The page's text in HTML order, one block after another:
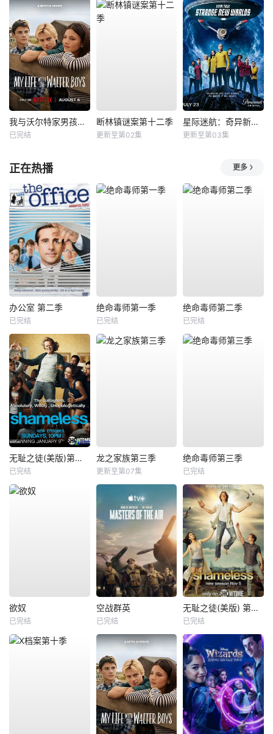
我与沃尔特家男孩的生活第三季
已完结
断林镇谜案第十二季
更新至第02集
星际迷航：奇异新世界第四季
更新至第03集
正在热播 更多
办公室 第二季
已完结
绝命毒师第一季
已完结
绝命毒师第二季
已完结
无耻之徒(美版)第一季
已完结
龙之家族第三季
更新至第07集
绝命毒师第三季
已完结
欲奴
已完结
空战群英
已完结
无耻之徒(美版) 第八季
已完结